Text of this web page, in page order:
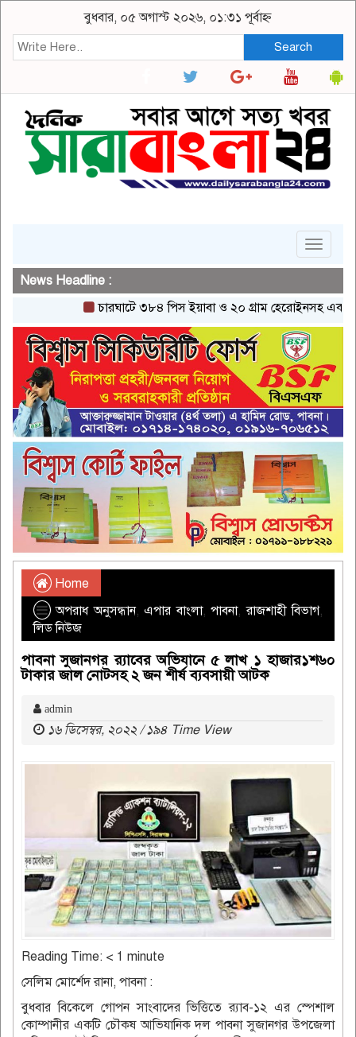
বুধবার, ০৫ অগাস্ট ২০২৬, ০১:৩১ পূর্বাহ্ন
Search
Toggle
News Headline :
চারঘাটে ৩৮৪ পিস ইয়াবা ও ২০ গ্রাম হেরোইনসহ একজন
Home
অপরাধ অনুসন্ধান,এপার বাংলা,পাবনা,রাজশাহী বিভাগ,
লিড নিউজ
পাবনা সুজানগর র‌্যাবের অভিযানে ৫ লাখ ১ হাজার১শ৬০
টাকার জাল নোটসহ ২ জন শীর্ষ ব্যবসায়ী আটক
admin
১৬ ডিসেম্বর, ২০২২ / ১৯৪ Time View
Reading Time: < 1 minute
সেলিম মোর্শেদ রানা, পাবনা :
বুধবার বিকেলে গোপন সাংবাদের ভিত্তিতে র‌্যাব-১২ এর স্পেশাল
কোম্পানীর একটি চৌকষ আভিযানিক দল পাবনা সুজানগর উপজেলা